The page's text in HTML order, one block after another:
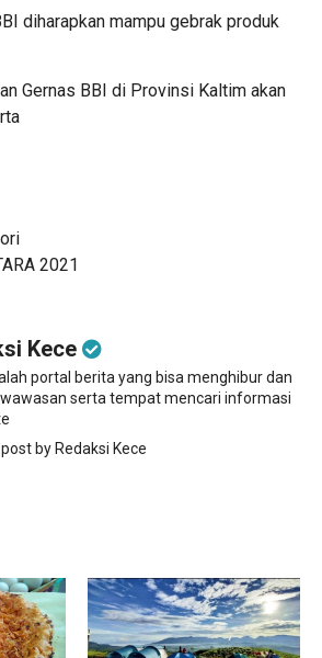
diharapkan mampu gebrak produk
Gernas BBI di Provinsi Kaltim akan
2021
Kece
portal berita yang bisa menghibur dan
serta tempat mencari informasi
by Redaksi Kece